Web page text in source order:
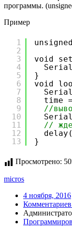
программы.
Пример
1
2
3
4
5
6
7
8
9
10
11
12
13
void
}
void
time
//
//
}
Просмотрено:
micros
4 ноября, 2016